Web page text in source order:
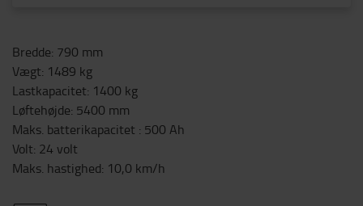
Bredde: 790 mm
Vægt: 1489 kg
Lastkapacitet: 1400 kg
Løftehøjde: 5400 mm
Maks. batterikapacitet : 500 Ah
Volt: 24 volt
Maks. hastighed: 10,0 km/h